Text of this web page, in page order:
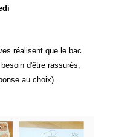
réalisent que le bac
d'être rassurés,
au choix).